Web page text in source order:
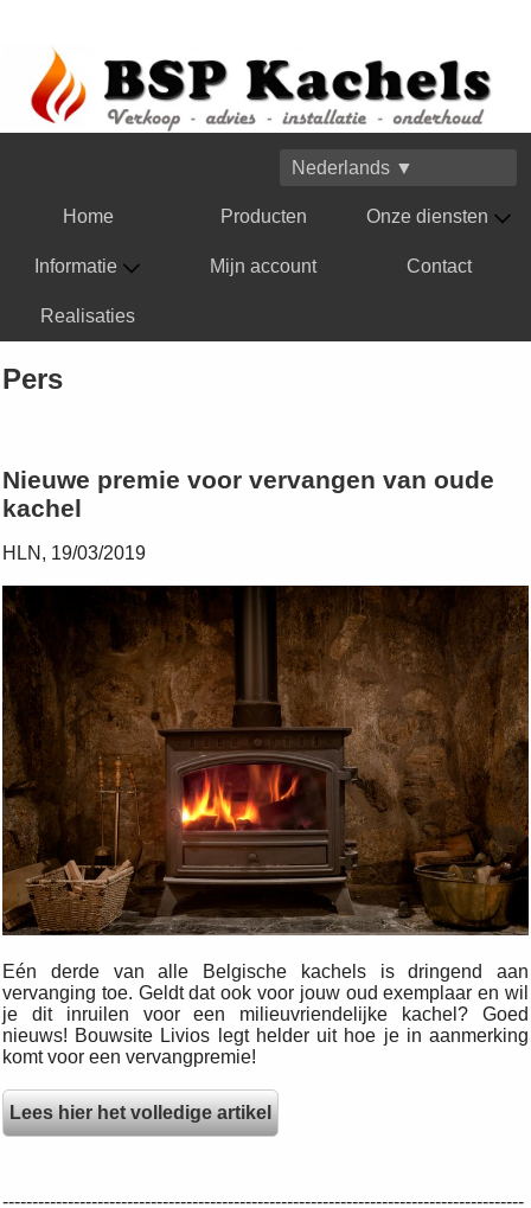
Nederlands ▼
Home Producten Onze diensten
Informatie Mijn account Contact
Realisaties
Pers
Nieuwe premie voor vervangen van oude
kachel
HLN, 19/03/2019
Eén derde van alle Belgische kachels is dringend aan
vervanging toe. Geldt dat ook voor jouw oud exemplaar en wil
je dit inruilen voor een milieuvriendelijke kachel? Goed
nieuws! Bouwsite Livios legt helder uit hoe je in aanmerking
komt voor een vervangpremie!
Lees hier het volledige artikel
----------------------------------------------------------------------------------------